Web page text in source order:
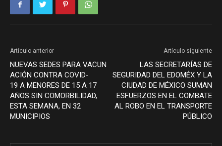
Artículo anterior
NUEVAS SEDES PARA VACUN
ACIÓN CONTRA COVID-
19 A MENORES DE 15 A 17
AÑOS SIN COMORBILIDAD,
ESTA SEMANA, EN 32
MUNICIPIOS
Artículo siguiente
LAS SECRETARÍAS DE
SEGURIDAD DEL EDOMÉX Y LA
CIUDAD DE MÉXICO SUMAN
ESFUERZOS EN EL COMBATE
AL ROBO EN EL TRANSPORTE
PÚBLICO